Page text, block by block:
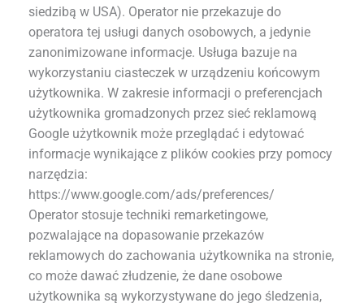
siedzibą w USA). Operator nie przekazuje do
operatora tej usługi danych osobowych, a jedynie
zanonimizowane informacje. Usługa bazuje na
wykorzystaniu ciasteczek w urządzeniu końcowym
użytkownika. W zakresie informacji o preferencjach
użytkownika gromadzonych przez sieć reklamową
Google użytkownik może przeglądać i edytować
informacje wynikające z plików cookies przy pomocy
narzędzia:
https://www.google.com/ads/preferences/
Operator stosuje techniki remarketingowe,
pozwalające na dopasowanie przekazów
reklamowych do zachowania użytkownika na stronie,
co może dawać złudzenie, że dane osobowe
użytkownika są wykorzystywane do jego śledzenia,